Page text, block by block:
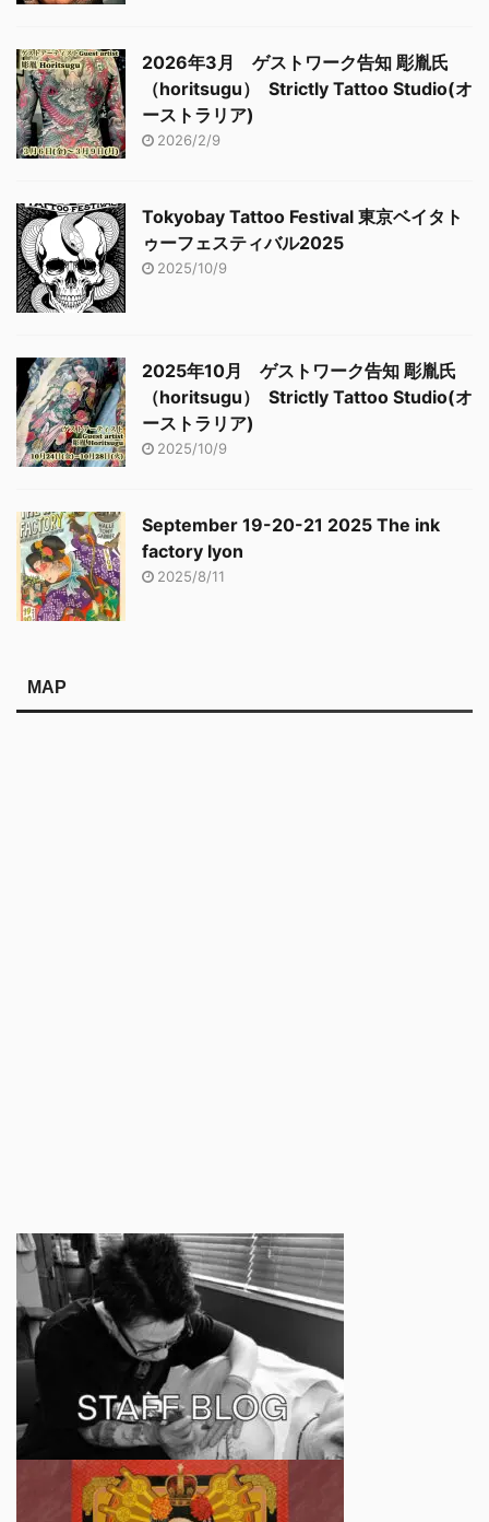
2026年3月 ゲストワーク告知 彫胤氏
（horitsugu） Strictly Tattoo Studio(オ
ーストラリア)
2026/2/9
Tokyobay Tattoo Festival 東京ベイタト
ゥーフェスティバル2025
2025/10/9
2025年10月 ゲストワーク告知 彫胤氏
（horitsugu） Strictly Tattoo Studio(オ
ーストラリア)
2025/10/9
September 19-20-21 2025 The ink
factory lyon
2025/8/11
MAP